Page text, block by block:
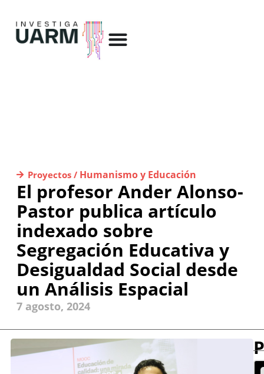
Proyectos / Humanismo y Educación
El profesor Ander Alonso-
Pastor publica artículo
indexado sobre
Segregación Educativa y
Desigualdad Social desde
un Análisis Espacial
7 agosto, 2024